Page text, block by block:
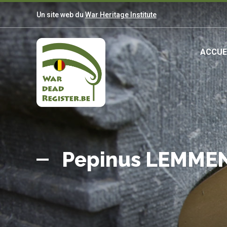
Aller
au
contenu
principal
Un site web du War Heritage Institute
Belgian
War
Dead
Register
Pepinus